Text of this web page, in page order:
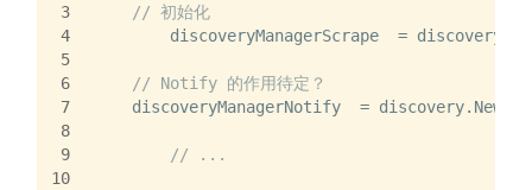
3
4
5
6
7
8
9
10
// 初始化
discoveryManagerScrape  =
// Notify 的作用待定？
discoveryManagerNotify  =
// ...